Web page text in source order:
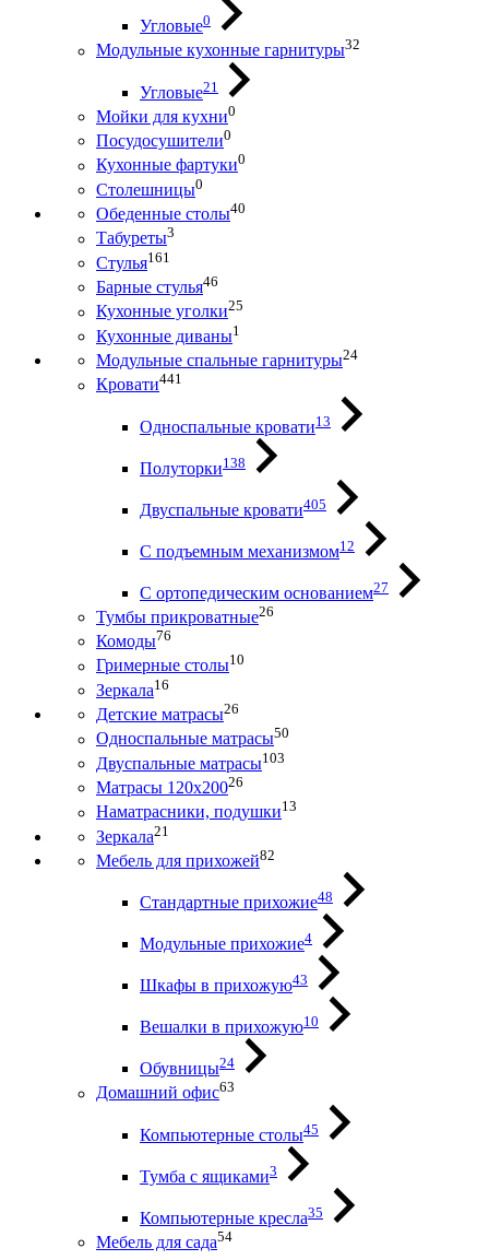
Угловые0
Модульные кухонные гарнитуры32
Угловые21
Мойки для кухни0
Посудосушители0
Кухонные фартуки0
Столешницы0
Обеденные столы40
Табуреты3
Стулья161
Барные стулья46
Кухонные уголки25
Кухонные диваны1
Модульные спальные гарнитуры24
Кровати441
Односпальные кровати13
Полуторки138
Двуспальные кровати405
С подъемным механизмом12
С ортопедическим основанием27
Тумбы прикроватные26
Комоды76
Гримерные столы10
Зеркала16
Детские матрасы26
Односпальные матрасы50
Двуспальные матрасы103
Матрасы 120х20026
Наматрасники, подушки13
Зеркала21
Мебель для прихожей82
Стандартные прихожие48
Модульные прихожие4
Шкафы в прихожую43
Вешалки в прихожую10
Обувницы24
Домашний офис63
Компьютерные столы45
Тумба с ящиками3
Компьютерные кресла35
Мебель для сада54